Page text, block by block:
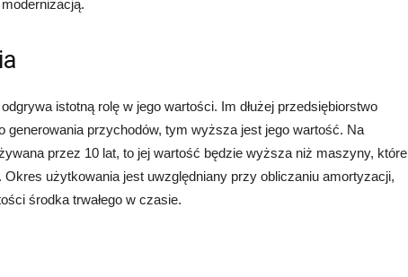
istotną rolę w jego wartości. Im dłużej przedsiębiorstwo
przychodów, tym wyższa jest jego wartość. Na
przez 10 lat, to jej wartość będzie wyższa niż maszyny, które
użytkowania jest uwzględniany przy obliczaniu amortyzacji,
środka trwałego w czasie.